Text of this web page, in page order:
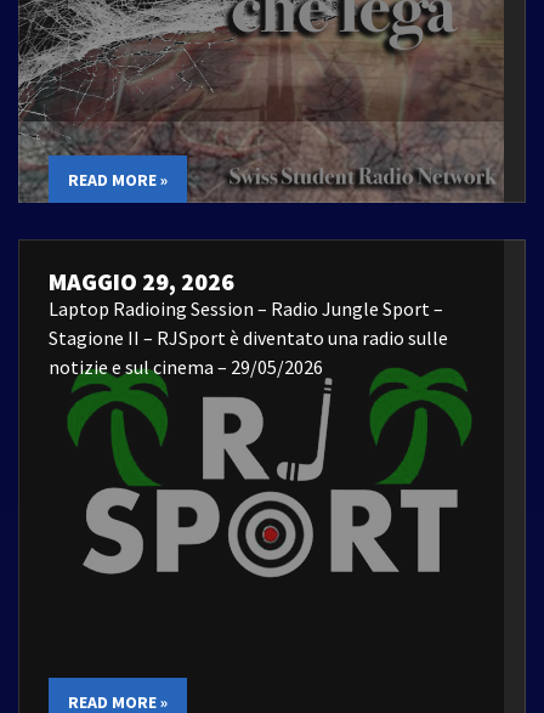
READ MORE »
MAGGIO 29, 2026
Laptop Radioing Session – Radio Jungle Sport –
Stagione II – RJSport è diventato una radio sulle
notizie e sul cinema – 29/05/2026
READ MORE »